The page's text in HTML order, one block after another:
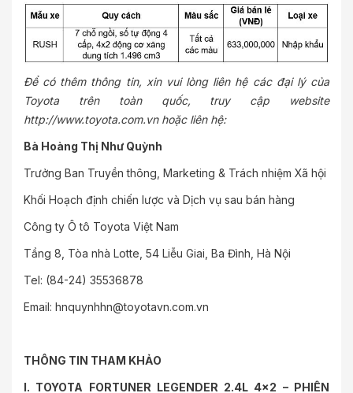
Để có thêm thông tin, xin vui lòng liên hệ các đại lý của
Toyota trên toàn quốc, truy cập website
http://www.toyota.com.vn hoặc liên hệ:
Bà Hoàng Thị Như Quỳnh
Trưởng Ban Truyền thông, Marketing & Trách nhiệm Xã hội
Khối Hoạch định chiến lược và Dịch vụ sau bán hàng
Công ty Ô tô Toyota Việt Nam
Tầng 8, Tòa nhà Lotte, 54 Liễu Giai, Ba Đình, Hà Nội
Tel: (84-24) 35536878
Email: hnquynhhn@toyotavn.com.vn
THÔNG TIN THAM KHẢO
I. TOYOTA FORTUNER LEGENDER 2.4L 4x2 – PHIÊN